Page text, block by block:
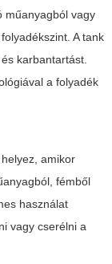
műanyagból vagy
A tank
karbantartást.
a folyadék
amikor
fémből
használat
vagy cserélni a